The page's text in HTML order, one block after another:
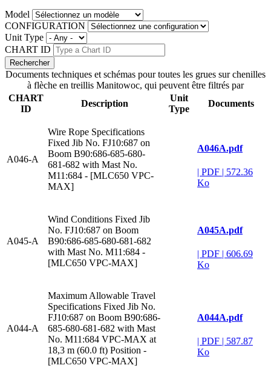
Model
CONFIGURATION
Unit Type
CHART ID
Documents techniques et schémas pour toutes les grues sur chenilles
à flèche en treillis Manitowoc, qui peuvent être filtrés par
CHART
ID
Description
Unit
Type
Documents
A046-A
Wire Rope Specifications
Fixed Jib No. FJ10:687 on
Boom B90:686-685-680-
681-682 with Mast No.
M11:684 - [MLC650 VPC-
MAX]
A046A.pdf
| PDF | 572.36
Ko
A045-A
Wind Conditions Fixed Jib
No. FJ10:687 on Boom
B90:686-685-680-681-682
with Mast No. M11:684 -
[MLC650 VPC-MAX]
A045A.pdf
| PDF | 606.69
Ko
A044-A
Maximum Allowable Travel
Specifications Fixed Jib No.
FJ10:687 on Boom B90:686-
685-680-681-682 with Mast
No. M11:684 VPC-MAX at
18,3 m (60.0 ft) Position -
[MLC650 VPC-MAX]
A044A.pdf
| PDF | 587.87
Ko